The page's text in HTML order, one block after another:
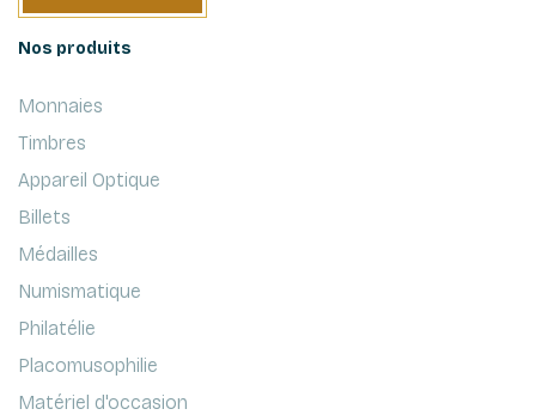
Nos produits
Monnaies
Timbres
Appareil Optique
Billets
Médailles
Numismatique
Philatélie
Placomusophilie
Matériel d'occasion